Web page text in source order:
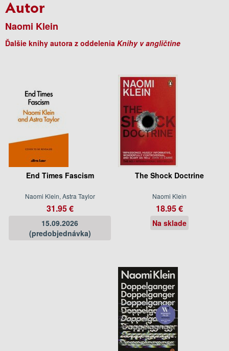
Autor
Naomi Klein
Ďalšie knihy autora z oddelenia Knihy v angličtine
End Times Fascism
Naomi Klein, Astra Taylor
31.95 €
15.09.2026
(predobjednávka)
The Shock Doctrine
Naomi Klein
18.95 €
Na sklade